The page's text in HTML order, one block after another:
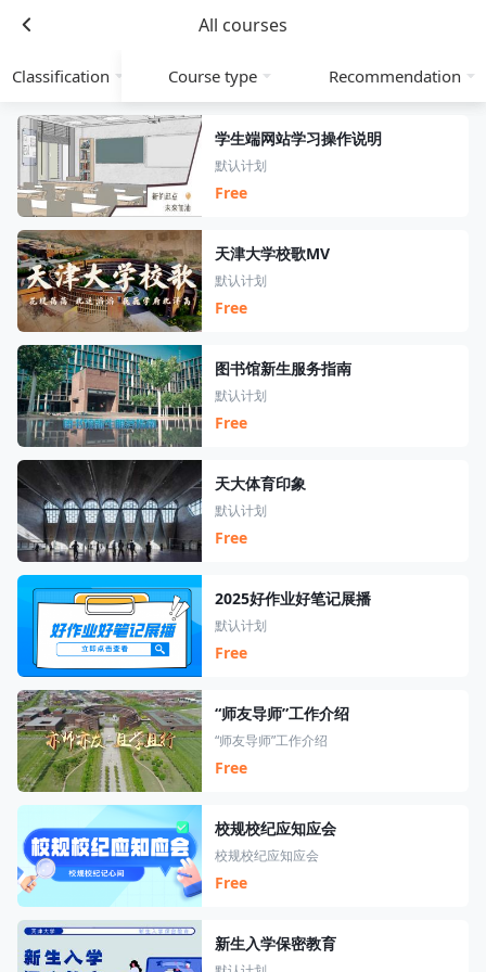
All courses
Classification Course type Recommendation
学生端网站学习操作说明
默认计划
Free
天津大学校歌MV
默认计划
Free
图书馆新生服务指南
默认计划
Free
天大体育印象
默认计划
Free
2025好作业好笔记展播
默认计划
Free
“师友导师”工作介绍
“师友导师”工作介绍
Free
校规校纪应知应会
校规校纪应知应会
Free
新生入学保密教育